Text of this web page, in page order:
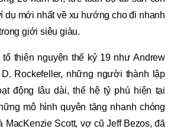
dụ mới nhất về xu hướng cho đi nhanh
giới siêu giàu.
thiện nguyện thế kỷ 19 như Andrew
Rockefeller, những người thành lập
động lâu dài, thế hệ tỷ phú hiện tại
mô hình quyên tặng nhanh chóng
MacKenzie Scott, vợ cũ Jeff Bezos, đã